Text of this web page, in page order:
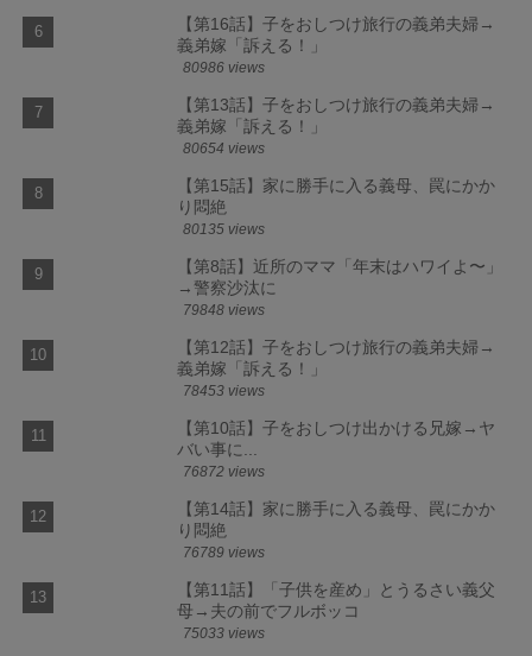
【第16話】子をおしつけ旅行の義弟夫婦→
義弟嫁「訴える！」
80986 views
【第13話】子をおしつけ旅行の義弟夫婦→
義弟嫁「訴える！」
80654 views
【第15話】家に勝手に入る義母、罠にかか
り悶絶
80135 views
【第8話】近所のママ「年末はハワイよ〜」
→警察沙汰に
79848 views
【第12話】子をおしつけ旅行の義弟夫婦→
義弟嫁「訴える！」
78453 views
【第10話】子をおしつけ出かける兄嫁→ヤ
バい事に...
76872 views
【第14話】家に勝手に入る義母、罠にかか
り悶絶
76789 views
【第11話】「子供を産め」とうるさい義父
母→夫の前でフルボッコ
75033 views